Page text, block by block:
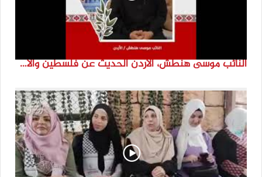
النائب موسى هنطش، الأردن الحديث عن فلسطين والاقصى هو عنصر تحدي من تحديات الأُمة في تاريخها الطويل. #انتماء2022